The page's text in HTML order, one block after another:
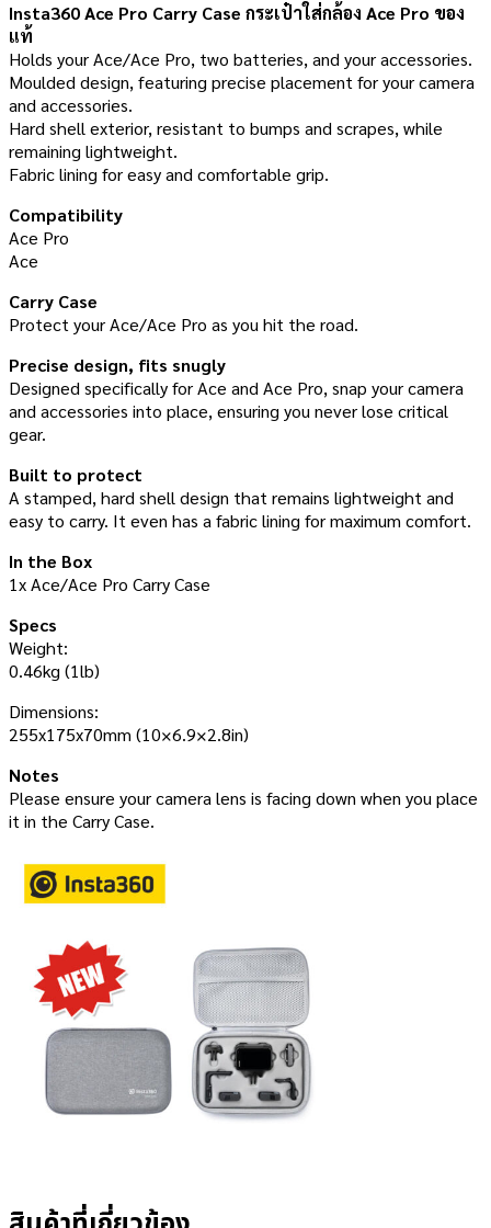
Insta360 Ace Pro Carry Case กระเป๋าใส่กล้อง Ace Pro ของ
แท้
Holds your Ace/Ace Pro, two batteries, and your accessories.
Moulded design, featuring precise placement for your camera
and accessories.
Hard shell exterior, resistant to bumps and scrapes, while
remaining lightweight.
Fabric lining for easy and comfortable grip.
Compatibility
Ace Pro
Ace
Carry Case
Protect your Ace/Ace Pro as you hit the road.
Precise design, fits snugly
Designed specifically for Ace and Ace Pro, snap your camera
and accessories into place, ensuring you never lose critical
gear.
Built to protect
A stamped, hard shell design that remains lightweight and
easy to carry. It even has a fabric lining for maximum comfort.
In the Box
1x Ace/Ace Pro Carry Case
Specs
Weight:
0.46kg (1lb)
Dimensions:
255x175x70mm (10×6.9×2.8in)
Notes
Please ensure your camera lens is facing down when you place
it in the Carry Case.